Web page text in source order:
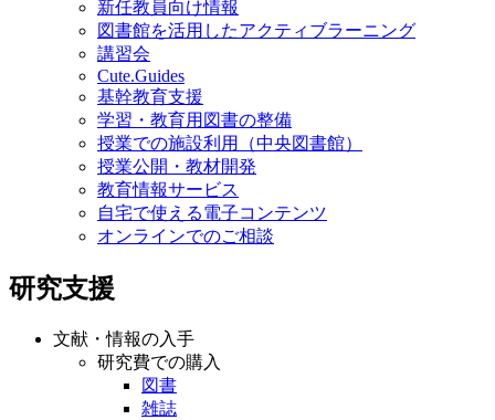
新任教員向け情報
図書館を活用したアクティブラーニング
講習会
Cute.Guides
基幹教育支援
学習・教育用図書の整備
授業での施設利用（中央図書館）
授業公開・教材開発
教育情報サービス
自宅で使える電子コンテンツ
オンラインでのご相談
研究支援
文献・情報の入手
研究費での購入
図書
雑誌